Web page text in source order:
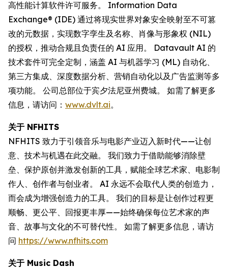
高性能计算软件许可服务。 Information Data
Exchange® (IDE) 通过将现实世界对象安全映射至不可篡
改的元数据，实现数字孪生及名称、肖像与形象权 (NIL)
的授权，推动合规且负责任的 AI 应用。 Datavault AI 的
技术套件可完全定制，涵盖 AI 与机器学习 (ML) 自动化、
第三方集成、深度数据分析、营销自动化以及广告监测等多
项功能。 公司总部位于宾夕法尼亚州费城。 如需了解更多
信息，请访问： www.dvlt.ai。
关于 NFHITS
NFHITS 致力于引领音乐与电影产业迈入新时代——让创
意、技术与机遇在此交融。 我们致力于借助能够消除壁
垒、保护原创并激发创新的工具，赋能全球艺术家、电影制
作人、创作者与创业者。 AI 永远不会取代人类的创造力，
而会成为增强创造力的工具。 我们的目标是让创作过程更
顺畅、更公平、回报更丰厚——始终确保每位艺术家的声
音、故事与文化的不可替代性。 如需了解更多信息，请访
问 https://www.nfhits.com
关于 Music Dash